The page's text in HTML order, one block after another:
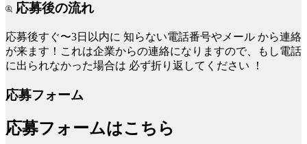
応募後の流れ
応募後すぐ〜3日以内に 知らない電話番号やメール から連絡
が来ます！これは企業からの連絡になりますので、もし電話
に出られなかった場合は 必ず折り返してください ！
応募フォーム
応募フォームはこちら